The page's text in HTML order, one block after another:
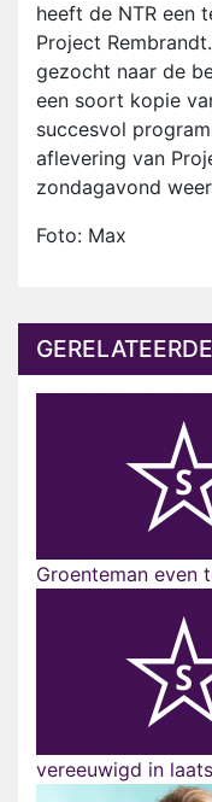
heeft de NTR een
Project
gezocht naar de
een soort kopie
succesvol
aflevering van
zondagavond
Foto: Max
Groenteman even
vereeuwigd in